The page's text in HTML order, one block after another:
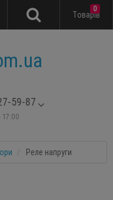
59-87
17:00
Tоварів
0
Реле напруги